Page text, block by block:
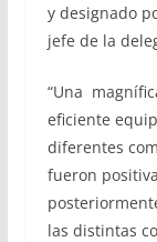
y designado
jefe de la
“Una
eficiente
diferentes
fueron
las distintas